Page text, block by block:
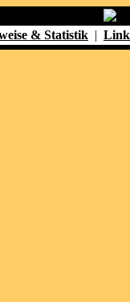
& Statistik |